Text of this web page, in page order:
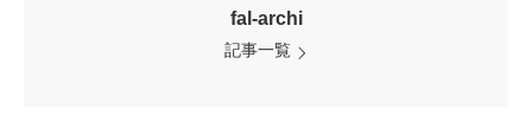
fal-archi
記事一覧